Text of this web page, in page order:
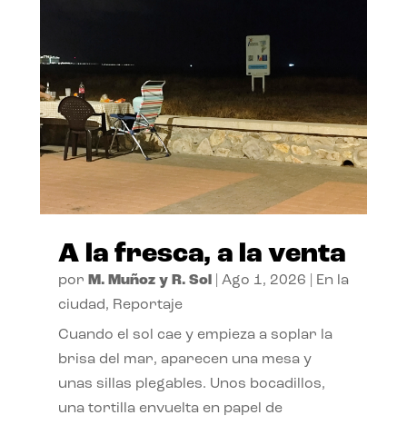
A la fresca, a la venta
por M. Muñoz y R. Sol| Ago 1, 2026
En la
ciudad, Reportaje
Cuando el sol cae y empieza a soplar la
brisa del mar, aparecen una mesa y
unas sillas plegables. Unos bocadillos,
una tortilla envuelta en papel de